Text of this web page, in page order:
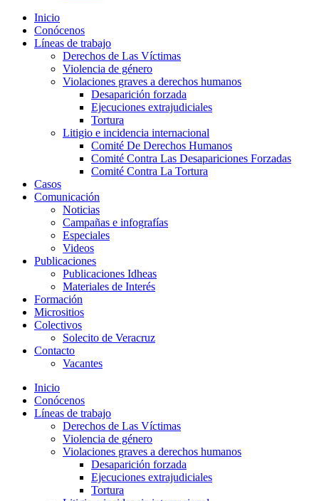
Inicio
Conócenos
Líneas de trabajo
Derechos de Las Víctimas
Violencia de género
Violaciones graves a derechos humanos
Desaparición forzada​
Ejecuciones extrajudiciales
Tortura
Litigio e incidencia internacional
Comité De Derechos Humanos​
Comité Contra Las Desapariciones Forzadas
Comité Contra La Tortura​
Casos
Comunicación
Noticias
Campañas e infografías
Especiales
Videos
Publicaciones
Publicaciones Idheas
Materiales de Interés
Formación
Micrositios
Colectivos
Solecito de Veracruz
Contacto
Vacantes
Inicio
Conócenos
Líneas de trabajo
Derechos de Las Víctimas
Violencia de género
Violaciones graves a derechos humanos
Desaparición forzada​
Ejecuciones extrajudiciales
Tortura